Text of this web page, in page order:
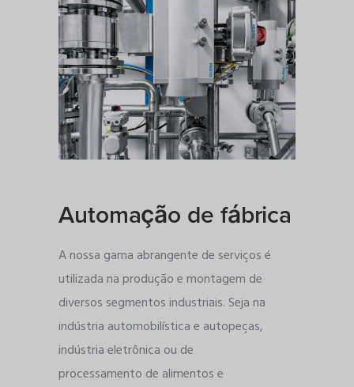
Automação de fábrica
A nossa gama abrangente de serviços é
utilizada na produção e montagem de
diversos segmentos industriais. Seja na
indústria automobilística e autopeças,
indústria eletrônica ou de
processamento de alimentos e